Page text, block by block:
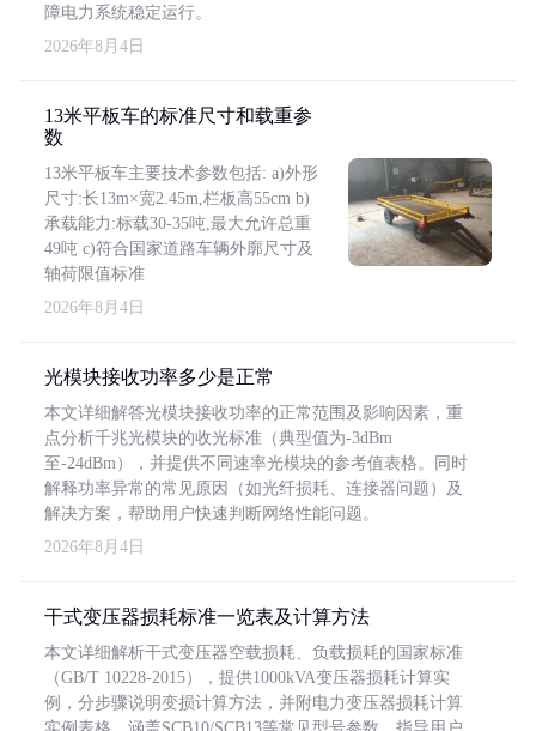
障电力系统稳定运行。
2026年8月4日
13米平板车的标准尺寸和载重参
数
13米平板车主要技术参数包括: a)外形
尺寸:长13m×宽2.45m,栏板高55cm b)
承载能力:标载30-35吨,最大允许总重
49吨 c)符合国家道路车辆外廓尺寸及
轴荷限值标准
2026年8月4日
光模块接收功率多少是正常
本文详细解答光模块接收功率的正常范围及影响因素，重
点分析千兆光模块的收光标准（典型值为-3dBm
至-24dBm），并提供不同速率光模块的参考值表格。同时
解释功率异常的常见原因（如光纤损耗、连接器问题）及
解决方案，帮助用户快速判断网络性能问题。
2026年8月4日
干式变压器损耗标准一览表及计算方法
本文详细解析干式变压器空载损耗、负载损耗的国家标准
（GB/T 10228-2015），提供1000kVA变压器损耗计算实
例，分步骤说明变损计算方法，并附电力变压器损耗计算